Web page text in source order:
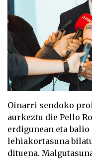
Oinarri sendoko
aurkeztu die Pello
erdigunean eta
lehiakortasuna
dituena.